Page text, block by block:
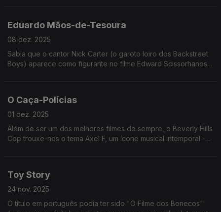
Eduardo Mãos-de-Tesoura
08 dez. 2025
Sabia que o cantor Nick Carter (o garoto loiro dos Backstreet
Boys) aparece como figurante no filme Edward Scissorhands?
O Caça-Polícias
01 dez. 2025
Além de ser um dos melhores filmes de sempre, o Beverly Hills
Cop trouxe-nos o tema Axel F, um ícone musical intemporal -
Toy Story
24 nov. 2025
O título em português podia ter sido "O Filme dos Bonecos"